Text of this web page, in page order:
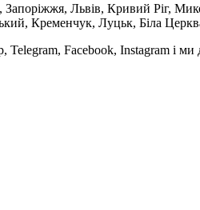
Запоріжжя, Львів, Кривий Ріг,
Кременчук, Луцьк, Біла
Facebook, Instagram і